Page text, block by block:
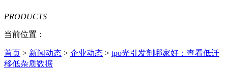
PRODUCTS
当前位置：
首页 > 新闻动态 > 企业动态 > tpo光引发剂哪家好：查看低迁
移低杂质数据